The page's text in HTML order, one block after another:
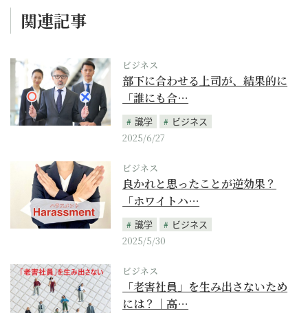
関連記事
ビジネス
部下に合わせる上司が、結果的に
「誰にも合…
識学
ビジネス
2025/6/27
ビジネス
良かれと思ったことが逆効果？
「ホワイトハ…
識学
ビジネス
2025/5/30
ビジネス
「老害社員」を生み出さないため
には？｜高…